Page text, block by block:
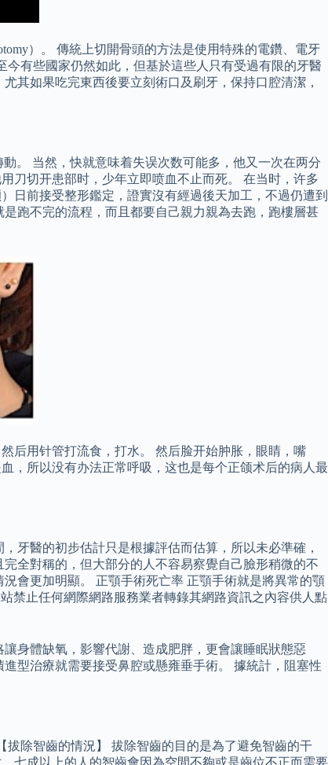
）。 傳統上切開骨頭的方法是使用特殊的電鑽、電牙
有些國家仍然如此，但基於這些人只有受過有限的牙醫
其如果吃完東西後要立刻術口及刷牙，保持口腔清潔，
。 当然，快就意味着失误次数可能多，他又一次在两分
刀切开患部时，少年立即喷血不止而死。 在当时，许多
日前接受整形鑑定，證實沒有經過後天加工，不過仍遭到
跑不完的流程，而且都要自己親力親為去跑，跑樓層甚
后用针管打流食，打水。 然后脸开始肿胀，眼睛，嘴
，所以没有办法正常呼吸，这也是每个正颌术后的病人最
牙醫的初步估計只是根據評估而估算，所以未必準確，
全對稱的，但大部分的人不容易察覺自己臉形稍微的不
會更加明顯。 正顎手術死亡率 正顎手術就是將異常的顎
禁止任何網際網路服務業者轉錄其網路資訊之內容供人點
身體缺氧，影響代謝、造成肥胖，更會讓睡眠狀態惡
型治療就需要接受鼻腔或懸雍垂手術。 據統計，阻塞性
除智齒的情況】 拔除智齒的目的是為了避免智齒的干
七成以上的人的智齒會因為空間不夠或是齒位不正而需要